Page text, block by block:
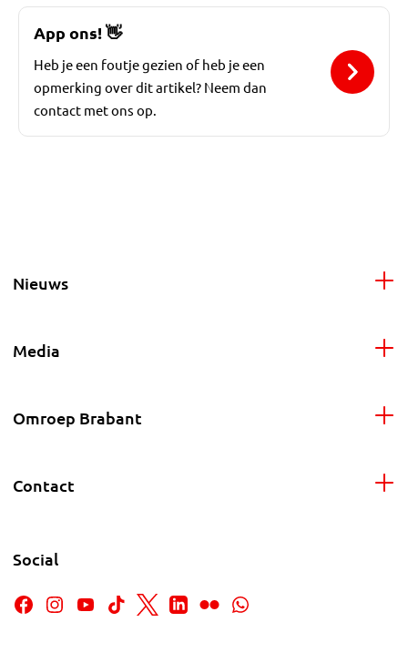
App ons!👋
Heb je een foutje gezien of heb je een
opmerking over dit artikel? Neem dan
contact met ons op.
Nieuws
Media
Omroep Brabant
Contact
Social